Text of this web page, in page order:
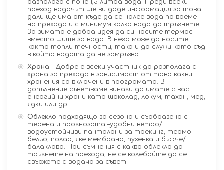
разполага с поне 1,5 литра вода. Преди всеки
преход водачът ще ви даде информация за това
дали ще има от къде да се налее вода по време
на прехода и с минимум колко вода да тръгнете.
За зимата е добра идея да си носите термос
вместо шише за вода. В него може да носите
както топли течности, така и да служи като съд
в който водата да не замръзва.
Храна – Добре е всеки участник да разполага с
храна за прехода в зависимост от това какви
хранения са включени в програмата. В
допълнение съветваме винаги да имате с вас
енергийни храни като шоколад, локум, тахан, мед,
ядки или др.
Облекло подходящо за сезона и съобразено с
терена и прогнозата –удобни ветро/
водоустойчиви панталони за трекинг, термо
бельо, полар, яке мембрана, пухенка и бъфче/
балаклава. При съмнения с какво облекло да
тръгнете на прехода, не се колебайте да се
свържете с водача за съвет.